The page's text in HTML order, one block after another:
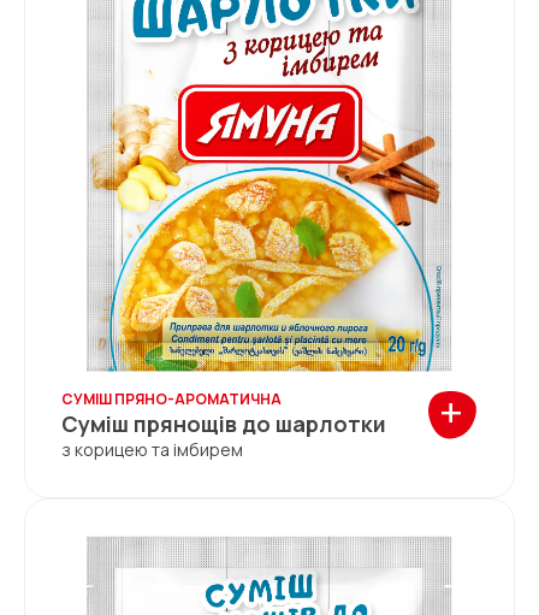
СУМІШ ПРЯНО-АРОМАТИЧНА
Суміш прянощів до шарлотки
з корицею та імбирем
+